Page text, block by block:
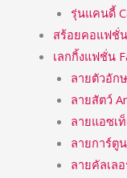
รุ่นแคนดี้
สร้อยคอแฟชั่น
เลกกิ้งแฟชั่น
ลายตัวอัก
ลายสัตว์
ลายแอซเ
ลายการ์ตู
ลายคัลเล